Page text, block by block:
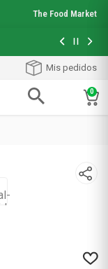
The Food Market
Con tu
¡Envío
Mis pedidos
0